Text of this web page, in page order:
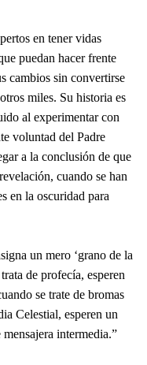
en tener vidas
puedan hacer frente
cambios sin convertirse
miles. Su historia es
al experimentar con
voluntad del Padre
a la conclusión de que
cuando se han
en la oscuridad para
un mero ‘grano de la
de profecía, esperen
se trate de bromas
Celestial, esperen un
intermedia.”